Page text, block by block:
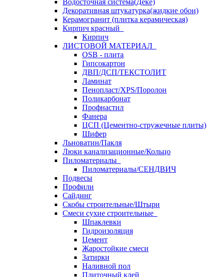
Водосточная система(Деке)
Декоративная штукатурка(жидкие обои)
Керамогранит (плитка керамическая)
Кирпич красный
Кирпич
ЛИСТОВОЙ МАТЕРИАЛ
OSB - плита
Гипсокартон
ДВП/ДСП/ТЕКСТОЛИТ
Ламинат
Пенопласт/XPS/Поролон
Поликарбонат
Профнастил
Фанера
ЦСП (Цементно-стружечные плиты)
Шифер
Льноватин/Пакля
Люки канализационные/Кольцо
Пиломатериалы
Пиломатериалы/СЕНДВИЧ
Подвесы
Профили
Сайдинг
Скобы строительные/Штыри
Смеси сухие строительные
Шпаклевки
Гидроизоляция
Цемент
Жаростойкие смеси
Затирки
Наливной пол
Плиточный клей